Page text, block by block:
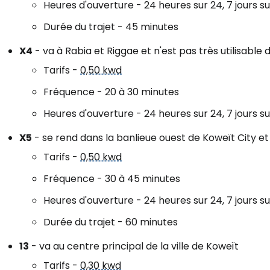
Heures d'ouverture - 24 heures sur 24, 7 jours
Durée du trajet - 45 minutes
X4 - va à Rabia et Riggae et n'est pas très utilisable
Tarifs - 0,50 kwd
Fréquence - 20 à 30 minutes
Heures d'ouverture - 24 heures sur 24, 7 jours
X5 - se rend dans la banlieue ouest de Koweït City
Tarifs - 0,50 kwd
Fréquence - 30 à 45 minutes
Heures d'ouverture - 24 heures sur 24, 7 jours
Durée du trajet - 60 minutes
13 - va au centre principal de la ville de Koweït
Tarifs - 0,30 kwd
Se
... la communauté mondiale des